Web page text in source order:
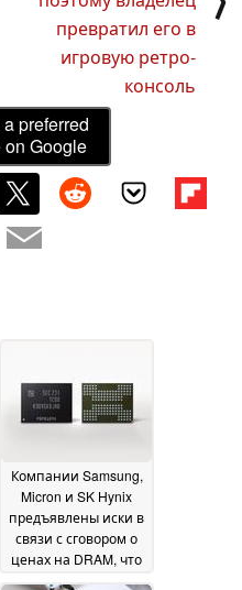
превратил его в
игровую ретро-
консоль
preferred
on Google
Компании Samsung,
Micron и SK Hynix
предъявлены иски в
связи с сговором о
ценах на DRAM, что